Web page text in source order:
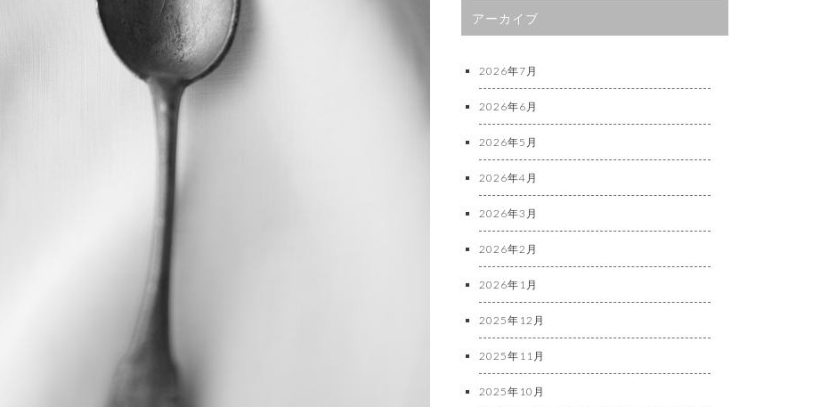
アーカイブ
2026年7月
2026年6月
2026年5月
2026年4月
2026年3月
2026年2月
2026年1月
2025年12月
2025年11月
2025年10月